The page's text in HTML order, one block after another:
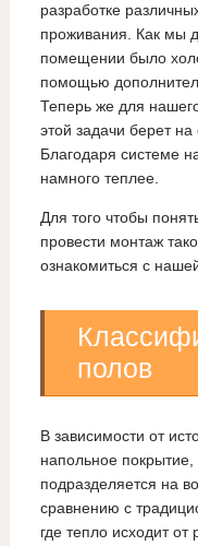
разработке
проживания. Как мы
помещении было
помощью
Теперь же для
этой задачи берет на
Благодаря системе
намного теплее.
Для того чтобы
провести монтаж
ознакомиться с
полов
В зависимости от
напольное покрытие,
подразделяется на
сравнению с
где тепло исходит